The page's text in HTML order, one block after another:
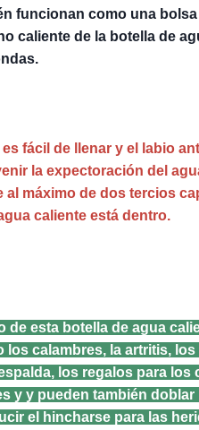
funcionan como una
caliente de la botella de
fácil de llenar y el labio
la expectoración del
al máximo de dos tercios
caliente está dentro.
de esta botella de agua
calambres, la artritis,
los regalos para los
y y pueden también
el hincharse para las